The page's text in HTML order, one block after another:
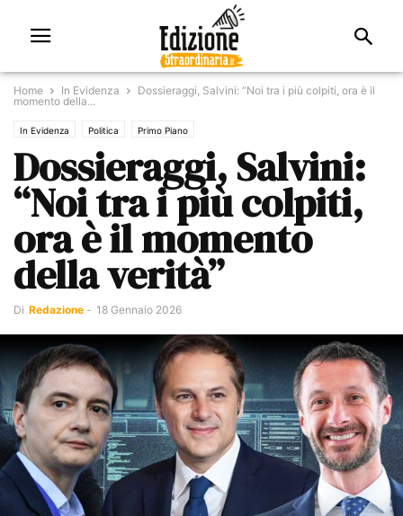
Home In Evidenza
Dossieraggi, Salvini: “Noi tra i più colpiti, ora è il
momento della...
In Evidenza Politica Primo Piano
Dossieraggi, Salvini:
“Noi tra i più colpiti,
ora è il momento
della verità”
Di Redazione - 18 Gennaio 2026